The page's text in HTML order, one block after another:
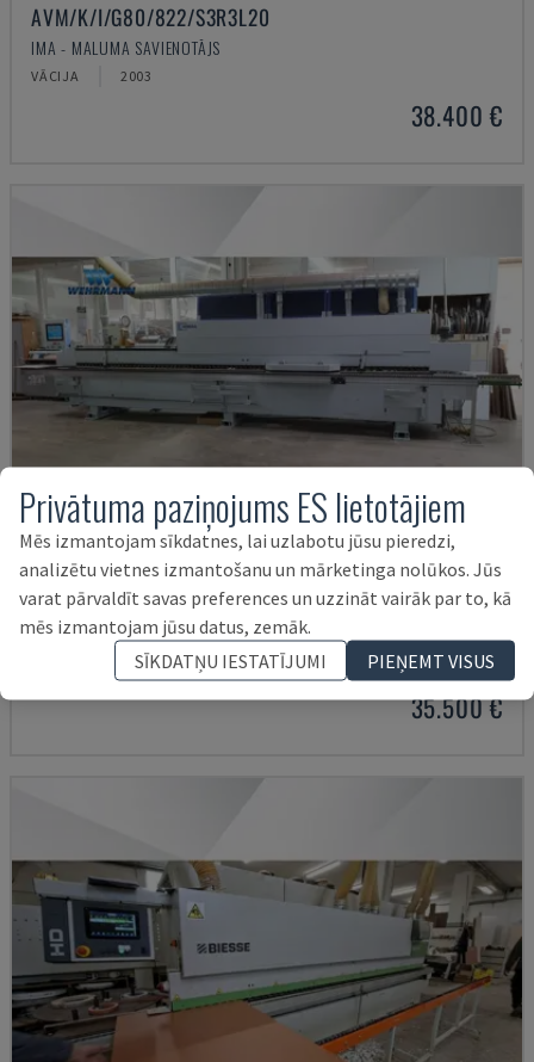
AVM/K/I/G80/822/S3R3L20
IMA - MALUMA SAVIENOTĀJS
VĀCIJA 2003
38.400 €
OPTIMAT KAL210/6/A20/S2
HOMAG - MALUMA SAVIENOTĀJS
2008
35.500 €
Privātuma paziņojums ES lietotājiem
Mēs izmantojam sīkdatnes, lai uzlabotu jūsu pieredzi,
analizētu vietnes izmantošanu un mārketinga nolūkos. Jūs
varat pārvaldīt savas preferences un uzzināt vairāk par to, kā
mēs izmantojam jūsu datus, zemāk.
SĪKDATŅU IESTATĪJUMI
PIEŅEMT VISUS